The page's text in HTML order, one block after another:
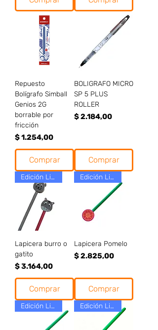
Repuesto
Bolígrafo Simball
Genios 2G
borrable por
fricción
Precio
$ 1.254,00
Comprar
BOLIGRAFO MICRO
SP 5 PLUS
ROLLER
Precio
$ 2.184,00
Comprar
Edición Limitada!
Lapicera burro o
gatito
Precio
$ 3.164,00
Comprar
Edición Limitada!
Lapicera Pomelo
Precio
$ 2.825,00
Comprar
Edición Limitada! Edición Limitada!